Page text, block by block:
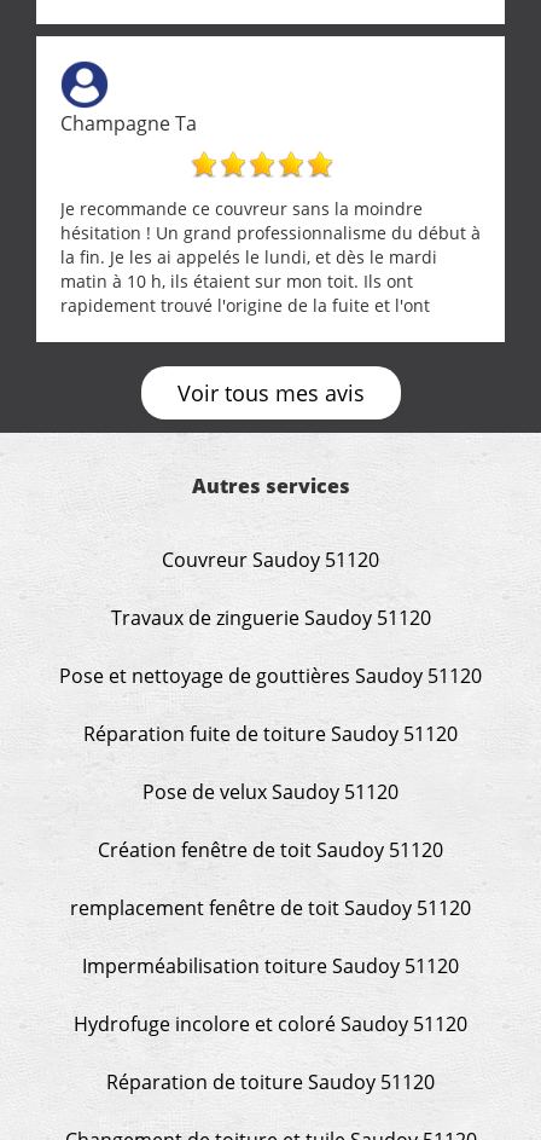
demande de l écoute et de la considération, ce qui
ne se trouve que chez les pationnés de leur métier.
Merci a ce monsieur pour sa disponibilité
Champagne Ta
Je recommande ce couvreur sans la moindre
hésitation ! Un grand professionnalisme du début à
la fin. Je les ai appelés le lundi, et dès le mardi
matin à 10 h, ils étaient sur mon toit. Ils ont
rapidement trouvé l'origine de la fuite et l'ont
vraiment rassurant de pouvoir compter sur des
artisans aussi professionnels. Merci encore !
Voir tous mes avis
Autres services
Couvreur Saudoy 51120
Travaux de zinguerie Saudoy 51120
Pose et nettoyage de gouttières Saudoy 51120
Réparation fuite de toiture Saudoy 51120
Pose de velux Saudoy 51120
Création fenêtre de toit Saudoy 51120
remplacement fenêtre de toit Saudoy 51120
Imperméabilisation toiture Saudoy 51120
Hydrofuge incolore et coloré Saudoy 51120
Réparation de toiture Saudoy 51120